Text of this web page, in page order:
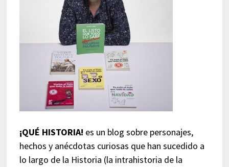
¡QUÉ HISTORIA! es un blog sobre personajes,
hechos y anécdotas curiosas que han sucedido a
lo largo de la Historia (la intrahistoria de la